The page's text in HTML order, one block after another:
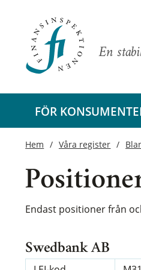
En
FÖR
Hem Våra register
Endast positioner från
Swedbank AB